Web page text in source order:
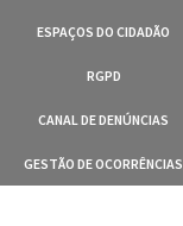
ESPAÇOS DO CIDADÃO
RGPD
CANAL DE DENÚNCIAS
GESTÃO DE OCORRÊNCIAS